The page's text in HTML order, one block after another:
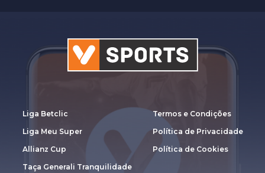
Liga Betclic
Liga Meu Super
Allianz Cup
Taça Generali Tranquilidade
Termos e Condições
Política de Privacidade
Política de Cookies